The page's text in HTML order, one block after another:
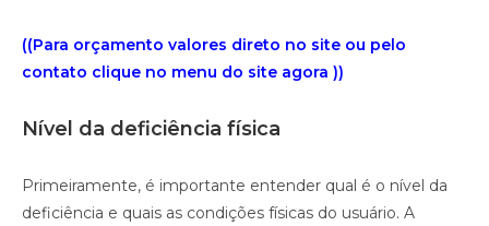
((Para orçamento valores direto no site ou pelo
contato clique no menu do site agora ))
Nível da deficiência física
Primeiramente, é importante entender qual é o nível da
deficiência e quais as condições físicas do usuário. A